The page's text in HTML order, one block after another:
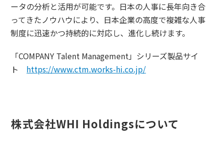
ータの分析と活用が可能です。日本の人事に長年向き合
ってきたノウハウにより、日本企業の高度で複雑な人事
制度に迅速かつ持続的に対応し、進化し続けます。
「COMPANY Talent Management」シリーズ製品サイ
ト https://www.ctm.works-hi.co.jp/
株式会社WHI Holdingsについて